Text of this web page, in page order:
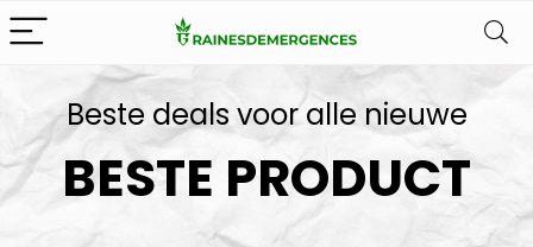
Beste deals voor alle nieuwe
BESTE PRODUCT